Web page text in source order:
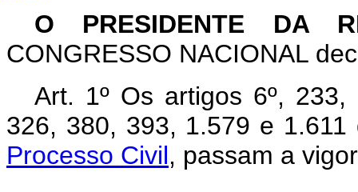
O PRESIDENTE DA
CONGRESSO NACIONAL
Art. 1º Os artigos 6º,
326, 380, 393, 1.579 e
Processo Civil, passam a